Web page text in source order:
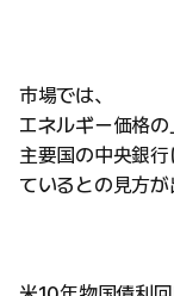
市場では、
エネルギー価格の
主要国の中央銀
ているとの見方が